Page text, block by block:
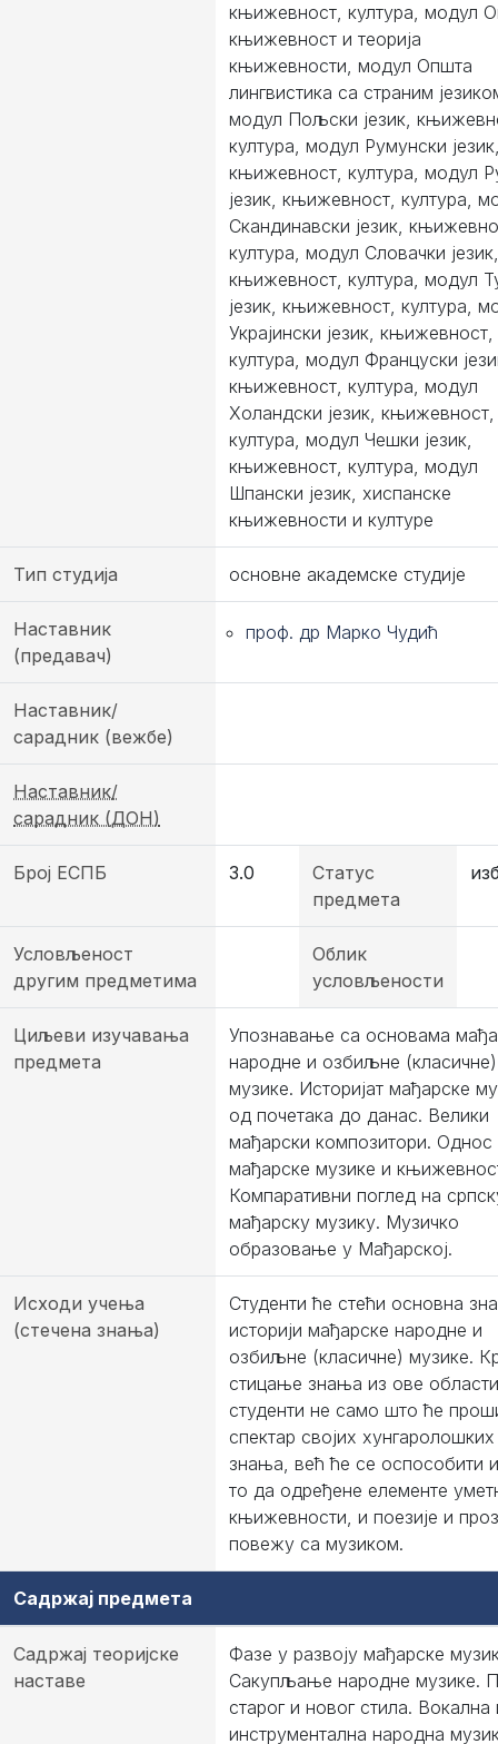
књижевност, култура, модул
књижевност и теорија
књижевности, модул Општа
лингвистика са страним
модул Пољски језик,
култура, модул Румунски
књижевност, култура, модул
језик, књижевност, култура,
Скандинавски језик,
култура, модул Словачки језик,
књижевност, култура, модул
језик, књижевност, култура,
Украјински језик, књижевност,
култура, модул Француски
књижевност, култура, модул
Холандски језик, књижевност,
култура, модул Чешки језик,
књижевност, култура, модул
Шпански језик, хиспанске
књижевности и културе
Тип студија основне академске студије
Наставник
(предавач)
проф. др Марко Чудић
Наставник/
сарадник (вежбе)
Наставник/
сарадник (ДОН)
Број ЕСПБ 3.0
Статус
предмета
Условљеност
другим предметима
Облик
условљености
Циљеви изучавања
предмета
Упознавање са основама
народне и озбиљне (класичне)
музике. Историјат мађарске
од почетака до данас. Велики
мађарски композитори. Однос
мађарске музике и
Компаративни поглед на
мађарску музику. Музичко
образовање у Мађарској.
Исходи учења
(стечена знања)
Студенти ће стећи основна
историји мађарске народне и
озбиљне (класичне) музике.
стицање знања из ове
студенти не само што ће
спектар својих хунгаролошких
знања, већ ће се оспособити
то да одређене елементе
књижевности, и поезије и
повежу са музиком.
Садржај предмета
Садржај теоријске
наставе
Фазе у развоју мађарске
Сакупљање народне музике.
старог и новог стила. Вокална
инструментална народна